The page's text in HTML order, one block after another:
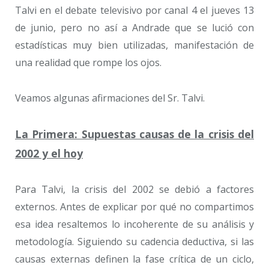
Talvi en el debate televisivo por canal 4 el jueves 13
de junio, pero no así a Andrade que se lució con
estadísticas muy bien utilizadas, manifestación de
una realidad que rompe los ojos.
Veamos algunas afirmaciones del Sr. Talvi.
La Primera: Supuestas causas de la crisis del
2002 y el hoy
Para Talvi, la crisis del 2002 se debió a factores
externos. Antes de explicar por qué no compartimos
esa idea resaltemos lo incoherente de su análisis y
metodología. Siguiendo su cadencia deductiva, si las
causas externas definen la fase crítica de un ciclo,